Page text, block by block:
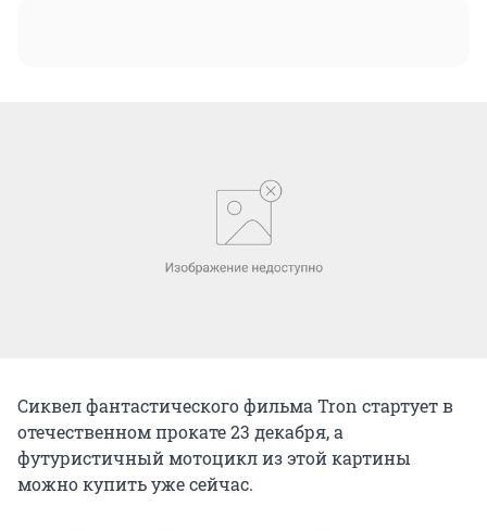
Сиквел фантастического фильма Tron стартует в
отечественном прокате 23 декабря, а
футуристичный мотоцикл из этой картины
можно купить уже сейчас.